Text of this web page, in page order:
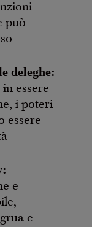
può
deleghe:
essere
i poteri
essere
e
e